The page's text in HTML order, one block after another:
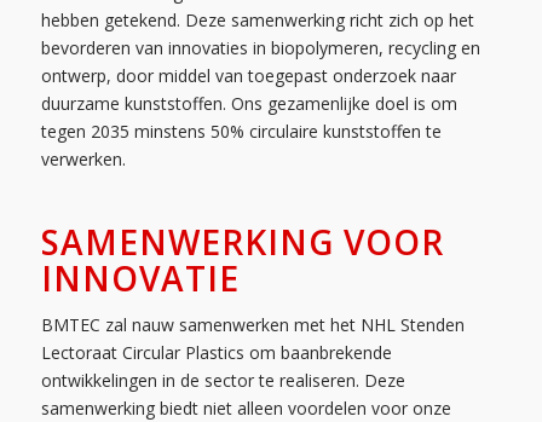
hebben getekend. Deze samenwerking richt zich op het
bevorderen van innovaties in biopolymeren, recycling en
ontwerp, door middel van toegepast onderzoek naar
duurzame kunststoffen. Ons gezamenlijke doel is om
tegen 2035 minstens 50% circulaire kunststoffen te
verwerken.
SAMENWERKING VOOR
INNOVATIE
BMTEC zal nauw samenwerken met het NHL Stenden
Lectoraat Circular Plastics om baanbrekende
ontwikkelingen in de sector te realiseren. Deze
samenwerking biedt niet alleen voordelen voor onze